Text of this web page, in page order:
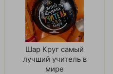
Шар Круг самый
лучший учитель в
мире